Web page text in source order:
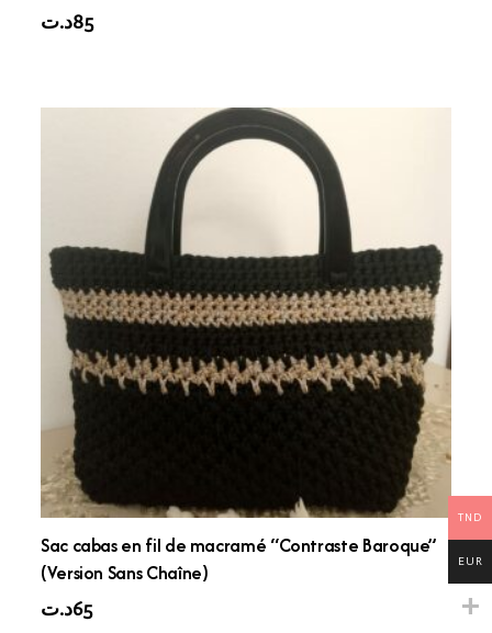
85د.ت
Sac cabas en fil de macramé “Contraste Baroque”
(Version Sans Chaîne)
65د.ت
TND
EUR